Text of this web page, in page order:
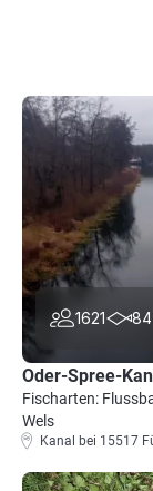
1621
Oder-Spree-
Fischarten:
Wels
Kanal bei 15517